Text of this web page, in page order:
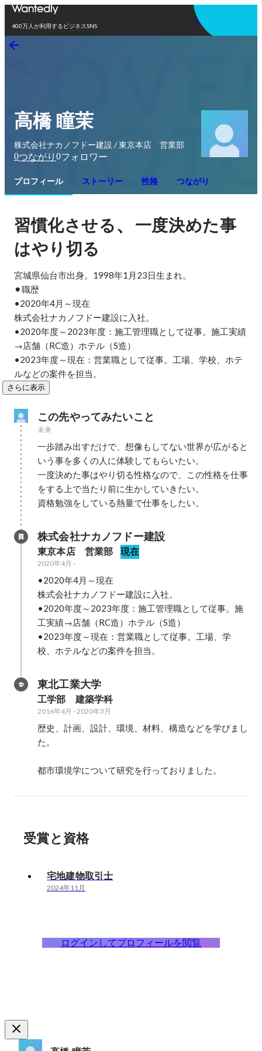
400万人が利用するビジネスSNS
アプリを使う
高橋 瞳茉
株式会社ナカノフドー建設 / 東京本店 営業部
0つながり 0フォロワー
プロフィール ストーリー 性格 つながり
習慣化させる、 一度決めた事
はやり切る
宮城県仙台市出身。1998年1月23日生まれ。
⚫︎職歴
•2020年4月～現在
株式会社ナカノフドー建設に入社。
•2020年度～2023年度：施工管理職として従事。施工実績
→店舗（RC造）ホテル（S造）
•2023年度～現在：営業職として従事。工場、学校、ホテ
ルなどの案件を担当。
さらに表示
この先やってみたいこと
未来
一歩踏み出すだけで、想像もしてない世界が広がると
いう事を多くの人に体験してもらいたい。
一度決めた事はやり切る性格なので、この性格を仕事
をする上で当たり前に生かしていきたい。
資格勉強をしている熱量で仕事をしたい。
株式会社ナカノフドー建設
東京本店　営業部 現在
2020年4月 -
•2020年4月～現在
株式会社ナカノフドー建設に入社。
•2020年度～2023年度：施工管理職として従事。施
工実績→店舗（RC造）ホテル（S造）
•2023年度～現在：営業職として従事。工場、学
校、ホテルなどの案件を担当。
東北工業大学
工学部　建築学科
2016年4月 -2020年3月
歴史、計画、設計、環境、材料、構造などを学びまし
た。
都市環境学について研究を行っておりました。
受賞と資格
宅地建物取引士
2024年11月
ログインしてプロフィールを閲覧